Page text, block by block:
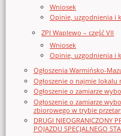
Wniosek
Opinie, uzgodnienia i
ZPI Waplewo – część VII
Wniosek
Opinie, uzgodnienia i
Ogłoszenia Warmińsko-
Ogłoszenie o najmie
Ogłoszenie o zamiarze
Ogłoszenie o zamiarze
zbiorowego w trybie
DRUGI NIEOGRANICZONY
POJAZDU SPECJALNEGO